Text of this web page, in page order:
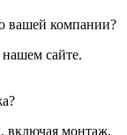
вашей компании?
сайте.
включая монтаж,